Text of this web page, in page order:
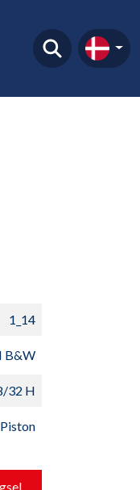
1_14
B&W
32 H
Piston